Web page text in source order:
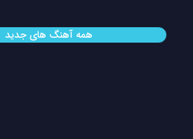
همه آهنگ های جدید